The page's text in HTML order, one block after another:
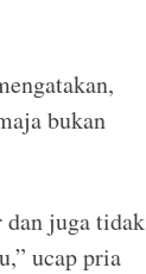
bukan
dan juga tidak
ucap pria